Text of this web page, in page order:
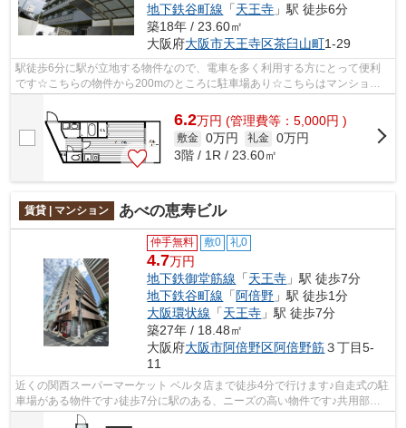
地下鉄谷町線 「天王寺 」駅 徒歩6分
築18年 / 23.60㎡
大阪府大阪市天王寺区茶臼山町1-29
駅徒歩6分に駅が立地する物件なので、電車を多く利用する方にとって便利
です☆こちらの物件から200mのところに駐車場あり☆こちらはマンション
タイプになります☆共用部にはエレベータ・...
6.2万円 (管理費等：5,000円 )
敷金 0万円 礼金 0万円
3階 / 1R / 23.60㎡
賃貸 | マンション あべの恵寿ビル
仲手無料 敷0 礼0
4.7万円
地下鉄御堂筋線 「天王寺 」駅 徒歩7分
地下鉄谷町線 「阿倍野 」駅 徒歩1分
大阪環状線 「天王寺 」駅 徒歩7分
築27年 / 18.48㎡
大阪府大阪市阿倍野区阿倍野筋３丁目5-
11
近くの関西スーパーマーケット ベルタ店まで徒歩4分で行けます♪自走式の駐
車場がある物件です♪徒歩7分に駅のある、ニーズの高い物件です♪共用部に
はエレベータ・敷地内ごみ置き場など...